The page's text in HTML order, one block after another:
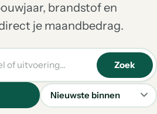
brandstof en
je maandbedrag.
Sorteren
Zoek